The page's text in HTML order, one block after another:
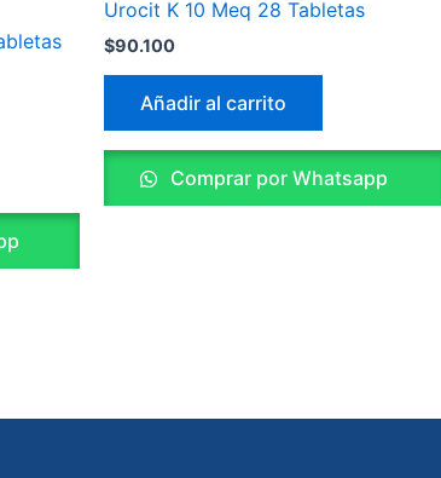
Urocit K 10 Meq 28 Tabletas
$90.100
Añadir al carrito
Comprar por Whatsapp